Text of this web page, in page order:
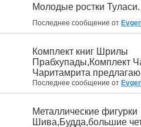
Молодые ростки Туласи.
Последнее сообщение от
Комплект книг Шрилы
Прабхупады,Комплект
Чаритамрита
Последнее сообщение от
Металлические фигурки
Шива,Будда,большие